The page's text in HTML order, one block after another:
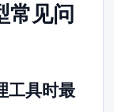
常见问
工具时最